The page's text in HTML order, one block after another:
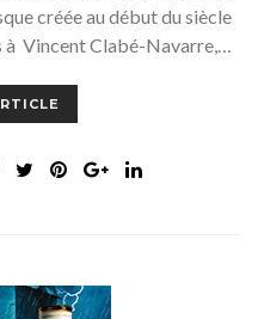
créée au début du siècle
Vincent Clabé-Navarre,…